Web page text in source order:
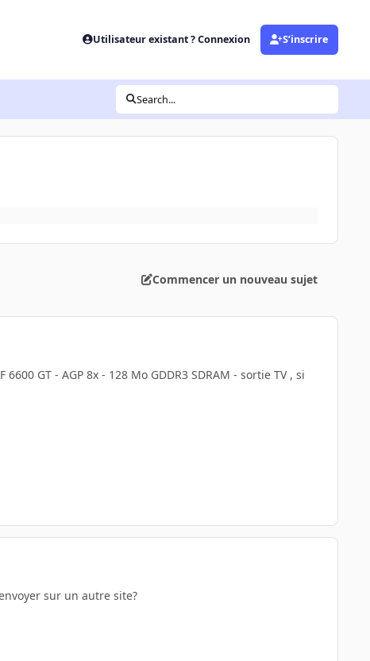
Utilisateur existant ? Connexion S’inscrire
Search...
Commencer un nouveau sujet
GT - AGP 8x - 128 Mo GDDR3 SDRAM - sortie TV , si
sur un autre site?